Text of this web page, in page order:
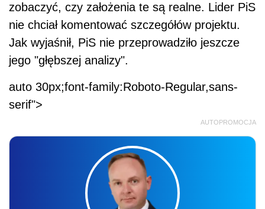
zobaczyć, czy założenia te są realne. Lider PiS
nie chciał komentować szczegółów projektu.
Jak wyjaśnił, PiS nie przeprowadziło jeszcze
jego "głębszej analizy".
auto 30px;font-family:Roboto-Regular,sans-
serif">
AUTOPROMOCJA